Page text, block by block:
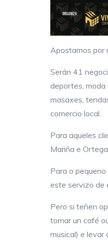
Apostamos por
Serán 41
deportes, moda
masaxes,
comercio local.
Para aqueles
Mariña e
Para o
este servizo de
Pero si teñen
tomar un café
musical) e levar